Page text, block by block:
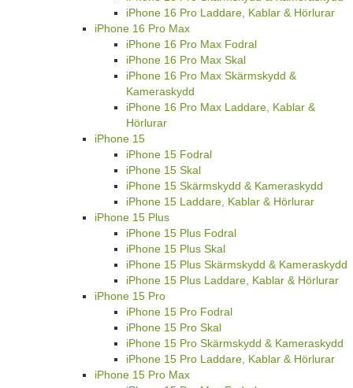
iPhone 16 Pro Laddare, Kablar & Hörlurar
iPhone 16 Pro Max
iPhone 16 Pro Max Fodral
iPhone 16 Pro Max Skal
iPhone 16 Pro Max Skärmskydd &
Kameraskydd
iPhone 16 Pro Max Laddare, Kablar &
Hörlurar
iPhone 15
iPhone 15 Fodral
iPhone 15 Skal
iPhone 15 Skärmskydd & Kameraskydd
iPhone 15 Laddare, Kablar & Hörlurar
iPhone 15 Plus
iPhone 15 Plus Fodral
iPhone 15 Plus Skal
iPhone 15 Plus Skärmskydd & Kameraskydd
iPhone 15 Plus Laddare, Kablar & Hörlurar
iPhone 15 Pro
iPhone 15 Pro Fodral
iPhone 15 Pro Skal
iPhone 15 Pro Skärmskydd & Kameraskydd
iPhone 15 Pro Laddare, Kablar & Hörlurar
iPhone 15 Pro Max